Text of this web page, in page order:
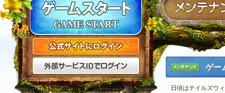
公式サイトにログイン
外部サービスIDでログ
メンテナ
ンス
ゲー
日頃はテイルズウ